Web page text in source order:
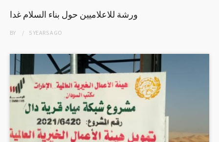
ورشة للاعلاميين حول بناء السلام غدا
BY 5 YEARSAGO